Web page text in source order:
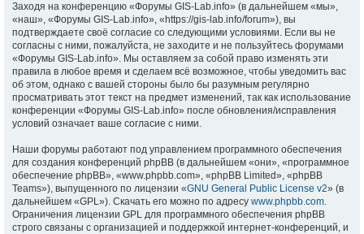
Заходя на конференцию «Форумы GIS-Lab.info» (в дальнейшем «мы»,
«наш», «Форумы GIS-Lab.info», «https://gis-lab.info/forum»), вы
подтверждаете своё согласие со следующими условиями. Если вы не
согласны с ними, пожалуйста, не заходите и не пользуйтесь форумами
«Форумы GIS-Lab.info». Мы оставляем за собой право изменять эти
правила в любое время и сделаем всё возможное, чтобы уведомить вас
об этом, однако с вашей стороны было бы разумным регулярно
просматривать этот текст на предмет изменений, так как использование
конференции «Форумы GIS-Lab.info» после обновления/исправления
условий означает ваше согласие с ними.
Наши форумы работают под управлением программного обеспечения
для создания конференций phpBB (в дальнейшем «они», «программное
обеспечение phpBB», «www.phpbb.com», «phpBB Limited», «phpBB
Teams»), выпущенного по лицензии «GNU General Public License v2» (в
дальнейшем «GPL»). Скачать его можно по адресу www.phpbb.com.
Ограничения лицензии GPL для программного обеспечения phpBB
строго связаны с организацией и поддержкой интернет-конференций, и